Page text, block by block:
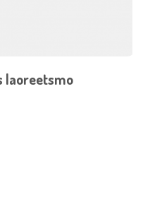
laoreetsmo